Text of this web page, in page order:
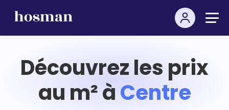
Découvrez les prix
au m² àCentre